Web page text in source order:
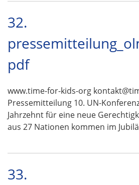
32.
pdf
www.time-for-kids-org
Pressemitteilung 10. UN-
Jahrzehnt für eine neue
aus 27 Nationen kommen im
33.